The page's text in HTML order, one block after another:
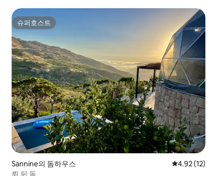
슈퍼호스트
슈퍼호스트
Sannine의 돔하우스 평점 4.92점
4.92 (12)
뤼 뒤 돔